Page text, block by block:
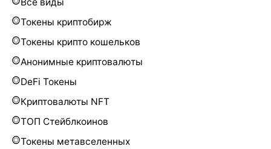
Токены криптобирж
Токены крипто кошельков
Анонимные криптовалюты
DeFi Токены
Криптовалюты NFT
ТОП Стейблкоинов
Токены метавселенных